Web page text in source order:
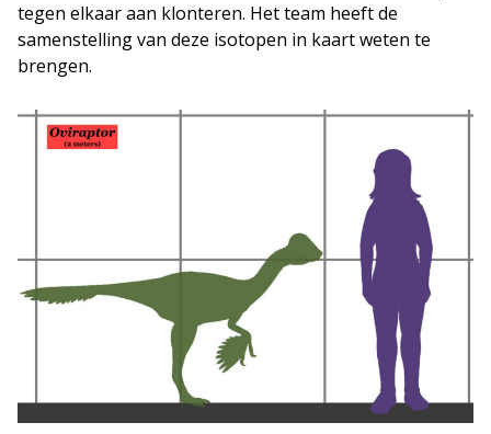
tegen elkaar aan klonteren. Het team heeft de
samenstelling van deze isotopen in kaart weten te
brengen.